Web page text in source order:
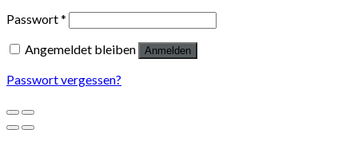
Passwort*
Angemeldet bleiben
Anmelden
Passwort vergessen?